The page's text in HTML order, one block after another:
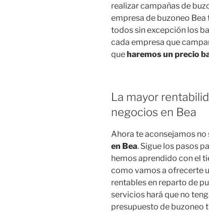
realizar campañas de
empresa de buzoneo
todos sin excepción los
cada empresa que
que haremos un precio
La mayor
negocios en Bea
Ahora te aconsejamos
en Bea. Sigue los pasos
hemos aprendido con el
como vamos a ofrecerte
rentables en reparto de
servicios hará que no
presupuesto de buzoneo